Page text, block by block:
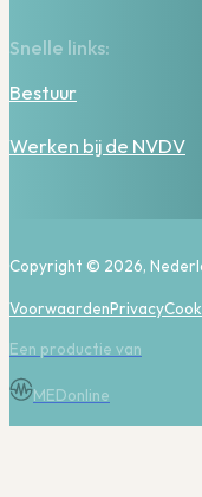
Snelle links:
Bestuur
Werken bij de NVDV
Copyright © 2026,
VoorwaardenPrivacy
Een productie van
MEDonline